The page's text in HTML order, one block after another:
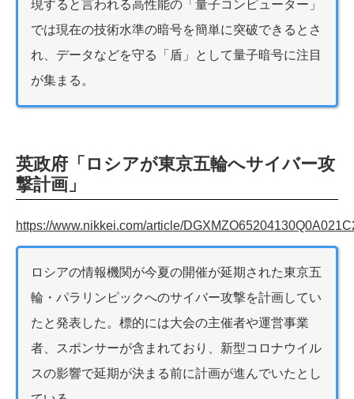
現すると言われる高性能の「量子コンピューター」
では現在の技術水準の暗号を簡単に突破できるとさ
れ、データなどを守る「盾」として量子暗号に注目
が集まる。
英政府「ロシアが東京五輪へサイバー攻
撃計画」
https://www.nikkei.com/article/
ロシアの情報機関が今夏の開催が延期された東京五
輪・パラリンピックへのサイバー攻撃を計画してい
たと発表した。標的には大会の主催者や運営事業
者、スポンサーが含まれており、新型コロナウイル
スの影響で延期が決まる前に計画が進んでいたとし